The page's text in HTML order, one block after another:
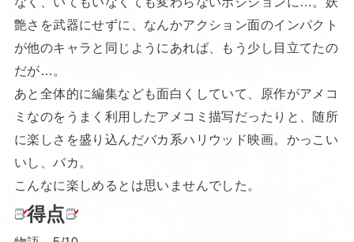
艶さを武器にせずに、なんかアクション面のインパクト
が他のキャラと同じようにあれば、もう少し目立てたの
だが…。
あと全体的に編集なども面白くしていて、原作がアメコ
ミなのをうまく利用したアメコミ描写だったりと、随所
に楽しさを盛り込んだバカ系ハリウッド映画。かっこい
いし、バカ。
こんなに楽しめるとは思いませんでした。
得点